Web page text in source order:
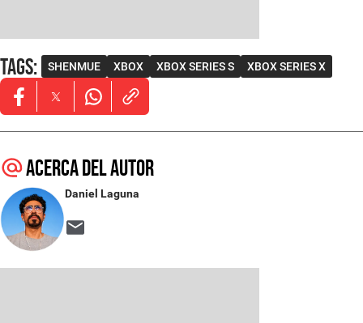
Tags: SHENMUE XBOX XBOX SERIES S XBOX SERIES X
Opens in new window
Opens in new window
Opens in new window
Acerca del autor
Daniel Laguna